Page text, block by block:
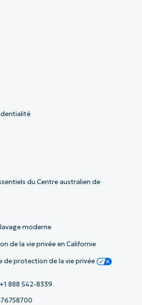
du Centre australien de
moderne
de la vie privée en Californie
de protection de la vie privée
+1 888 542-8339